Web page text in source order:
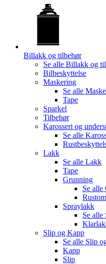
Billakk og tilbehør
Se alle Billakk og
Bilbeskyttelse
Maskering
Se alle
Tape
Sparkel
Tilbehør
Karosseri og
Se alle
Lakk
Se alle Lakk
Tape
Grunning
Se alle
Spraylakk
Se alle
Slip og Kapp
Se alle Slip
Kapp
Slip